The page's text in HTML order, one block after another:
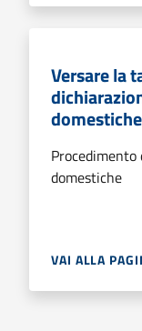
Versare la
domestiche
domestiche
VAI ALLA